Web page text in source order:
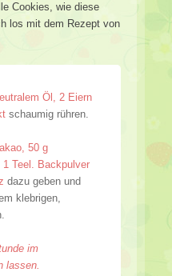
Cookies, wie diese
los mit dem Rezept von
Öl, 2 Eiern
schaumig rühren.
50 g
Teel. Backpulver
dazu geben und
klebrigen,
im
lassen.